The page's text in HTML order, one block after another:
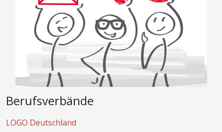
Berufsverbände
LOGO Deutschland